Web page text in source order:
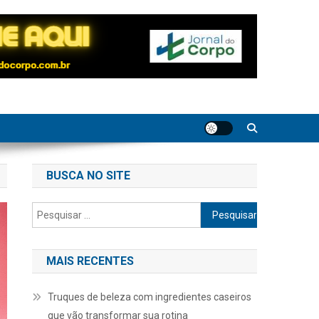
BUSCA NO SITE
Pesquisar
por:
MAIS RECENTES
Truques de beleza com ingredientes caseiros
que vão transformar sua rotina